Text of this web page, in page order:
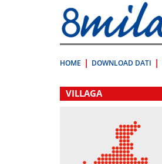
direttamente
a:
Contenuto
HOME DOWNLOAD DATI
.
VILLAGA